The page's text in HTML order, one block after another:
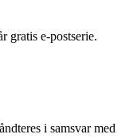
gratis e-postserie.
i samsvar med